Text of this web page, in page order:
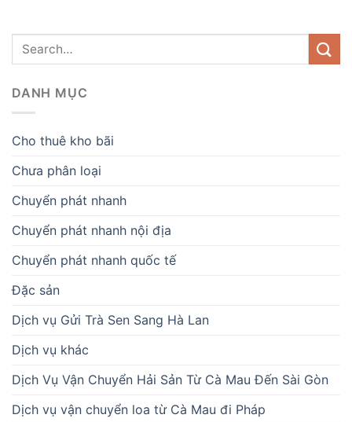
DANH MỤC
Cho thuê kho bãi
Chưa phân loại
Chuyển phát nhanh
Chuyển phát nhanh nội địa
Chuyển phát nhanh quốc tế
Đặc sản
Dịch vụ Gửi Trà Sen Sang Hà Lan
Dịch vụ khác
Dịch Vụ Vận Chuyển Hải Sản Từ Cà Mau Đến Sài Gòn
Dịch vụ vận chuyển loa từ Cà Mau đi Pháp